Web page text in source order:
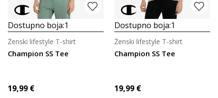
Dostupno boja:1
Champion SS Tee
Ženski lifestyle T-shirt
19,99 €
Dostupno boja:1
Champion SS Tee
Ženski lifestyle T-shirt
19,99 €